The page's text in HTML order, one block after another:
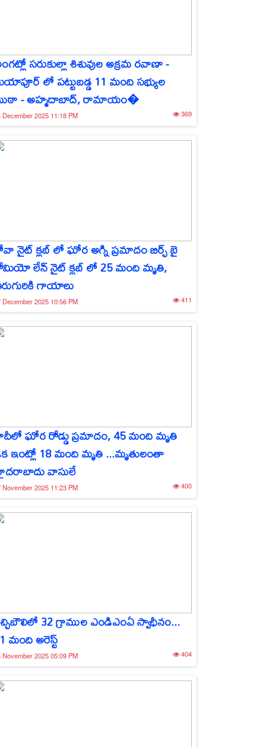
సరుకుల్లా శిశువుల అక్రమ రవాణా -
లో పట్టుబడ్డ 11 మంది సభ్యుల
- అహ్మదాబాద్, రామాయం�
December 2025 11:18 PM 369
నైట్ క్లబ్ లో ఘోర అగ్ని ప్రమాదం బిర్చ్ బై
లేన్ నైట్ క్లబ్ లో 25 మంది మృతి,
గాయాలు
December 2025 10:56 PM 411
ఘోర రోడ్డు ప్రమాదం, 45 మంది మృతి
ఇంట్లో 18 మంది మృతి ...మృతులంతా
వాసులే
November 2025 11:23 PM 400
32 గ్రాముల ఎండిఎంఏ స్వాధీనం...
మంది అరెస్ట్
November 2025 05:09 PM 404